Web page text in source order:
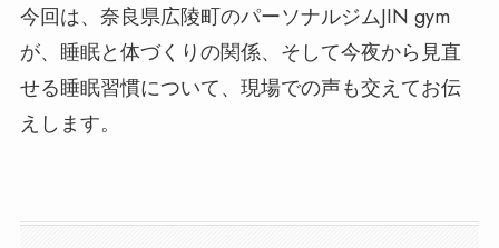
今回は、奈良県広陵町のパーソナルジムJIN gym
が、睡眠と体づくりの関係、そして今夜から見直
せる睡眠習慣について、現場での声も交えてお伝
えします。